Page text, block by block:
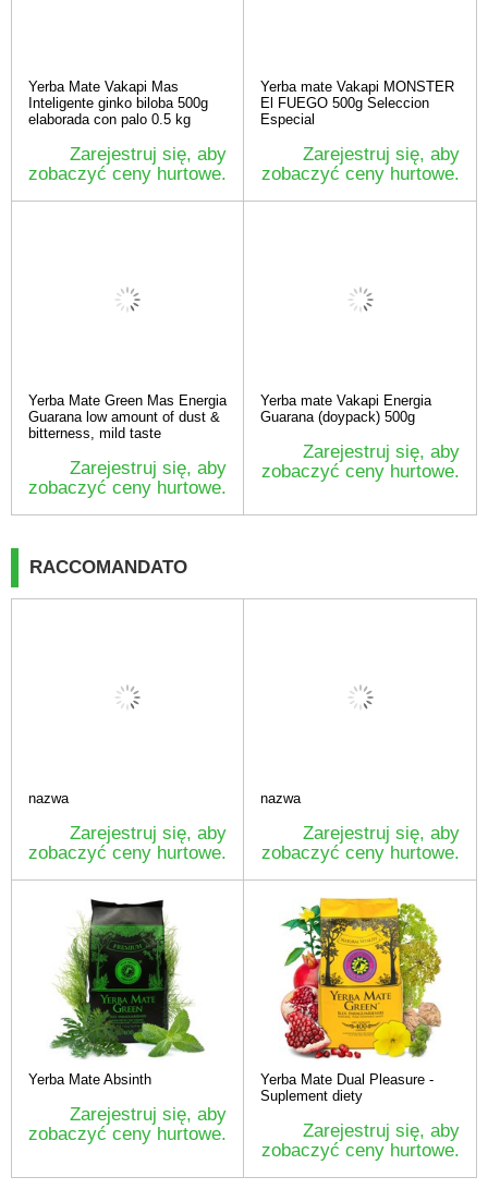
Yerba Mate Vakapi Mas
Inteligente ginko biloba 500g
elaborada con palo 0.5 kg
Zarejestruj się, aby
zobaczyć ceny hurtowe.
Yerba mate Vakapi MONSTER
El FUEGO 500g Seleccion
Especial
Zarejestruj się, aby
zobaczyć ceny hurtowe.
Yerba Mate Green Mas Energia
Guarana low amount of dust &
bitterness, mild taste
Zarejestruj się, aby
zobaczyć ceny hurtowe.
Yerba mate Vakapi Energia
Guarana (doypack) 500g
Zarejestruj się, aby
zobaczyć ceny hurtowe.
RACCOMANDATO
nazwa
Zarejestruj się, aby
zobaczyć ceny hurtowe.
nazwa
Zarejestruj się, aby
zobaczyć ceny hurtowe.
Yerba Mate Absinth
Zarejestruj się, aby
zobaczyć ceny hurtowe.
Yerba Mate Dual Pleasure -
Suplement diety
Zarejestruj się, aby
zobaczyć ceny hurtowe.